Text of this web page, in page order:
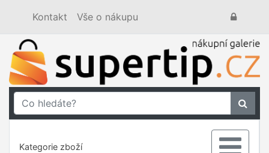
Kontakt Vše o nákupu
Kategorie zboží